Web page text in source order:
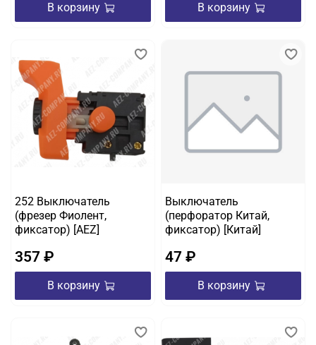
В корзину В корзину
252 Выключатель
(фрезер Фиолент,
фиксатор) [AEZ]
357 ₽
В корзину
Выключатель
(перфоратор Китай,
фиксатор) [Китай]
47 ₽
В корзину